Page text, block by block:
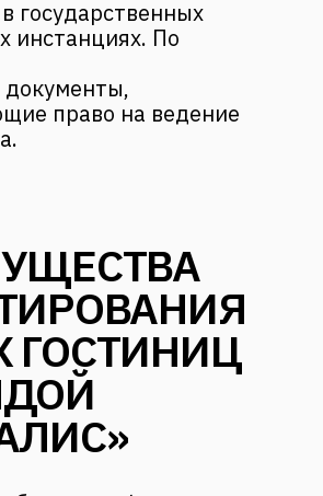
объекты
природного
территории.
построить!
немалую долю в
сторона
быть визуально
вызывать нужные
в зависимости
Вашего отеля.
категории» для